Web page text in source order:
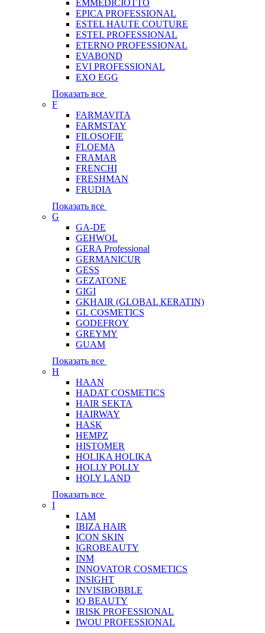
EMMEDICIOTTO
EPICA PROFESSIONAL
ESTEL HAUTE COUTURE
ESTEL PROFESSIONAL
ETERNO PROFESSIONAL
EVABOND
EVI PROFESSIONAL
EXO EGG
Показать все
F
FARMAVITA
FARMSTAY
FILOSOFIE
FLOEMA
FRAMAR
FRENCHI
FRESHMAN
FRUDIA
Показать все
G
GA-DE
GEHWOL
GERA Professional
GERMANICUR
GESS
GEZATONE
GIGI
GKHAIR (GLOBAL КЕRATIN)
GL COSMETICS
GODEFROY
GREYMY
GUAM
Показать все
H
HAAN
HADAT COSMETICS
HAIR SEKTA
HAIRWAY
HASK
HEMPZ
HISTOMER
HOLIKA HOLIKA
HOLLY POLLY
HOLY LAND
Показать все
I
I AM
IBIZA HAIR
ICON SKIN
IGROBEAUTY
INM
INNOVATOR COSMETICS
INSIGHT
INVISIBOBBLE
IQ BEAUTY
IRISK PROFESSIONAL
IWOU PROFESSIONAL